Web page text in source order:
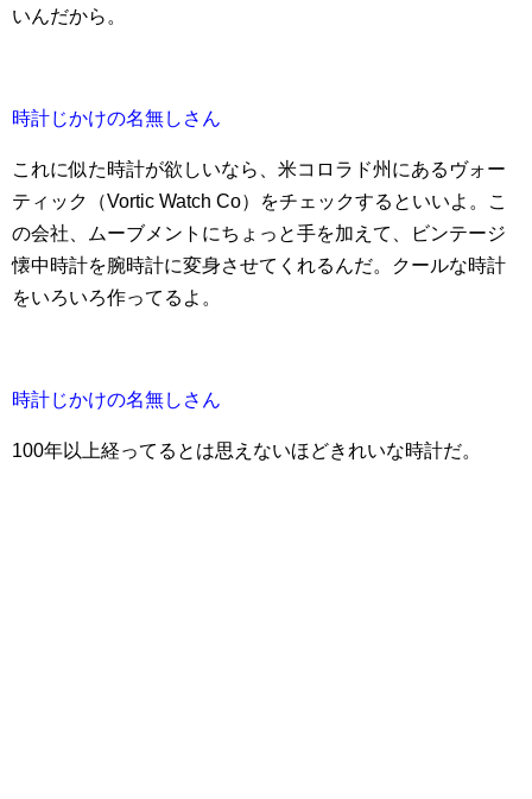
いんだから。
時計じかけの名無しさん
これに似た時計が欲しいなら、米コロラド州にあるヴォー
ティック（Vortic Watch Co）をチェックするといいよ。こ
の会社、ムーブメントにちょっと手を加えて、ビンテージ
懐中時計を腕時計に変身させてくれるんだ。クールな時計
をいろいろ作ってるよ。
時計じかけの名無しさん
100年以上経ってるとは思えないほどきれいな時計だ。